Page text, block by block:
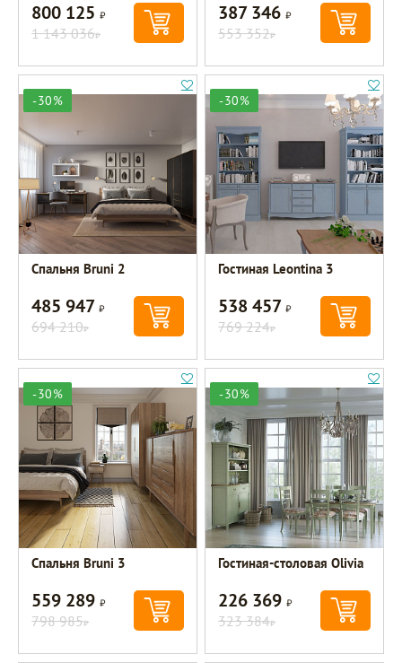
800 125Р
1 143 036Р
387 346Р
553 352Р
-30%
Спальня Bruni 2
485 947Р
694 210Р
-30%
Гостиная Leontina 3
538 457Р
769 224Р
-30%
Спальня Bruni 3
559 289Р
798 985Р
-30%
Гостиная-столовая Olivia
226 369Р
323 384Р